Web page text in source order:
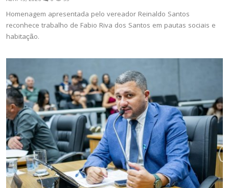
Homenagem apresentada pelo vereador Reinaldo Santos
reconhece trabalho de Fabio Riva dos Santos em pautas sociais e
habitação.